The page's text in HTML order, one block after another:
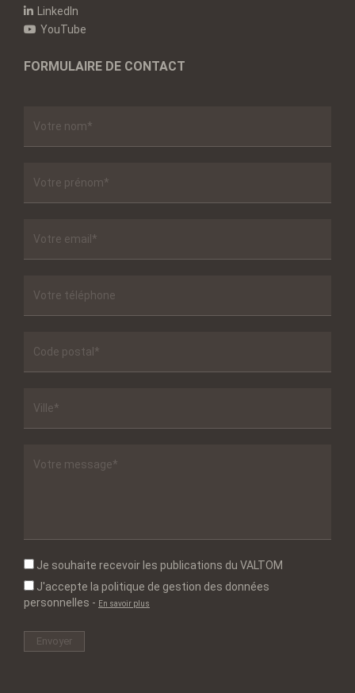
LinkedIn
YouTube
FORMULAIRE DE CONTACT
Je souhaite recevoir les publications du VALTOM
J'accepte la politique de gestion des données
personnelles - En savoir plus